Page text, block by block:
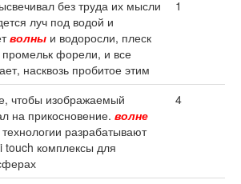
без труда их мысли
луч под водой и
волны и водоросли, плеск
форели, и все
насквозь пробитое этим
1
чтобы изображаемый
на прикосновение. волне
разрабатывают
touch комплексы для
4